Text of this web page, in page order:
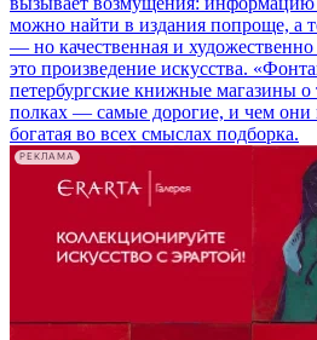
можно найти в издания попроще, а
— но качественная и
это произведение искусства.
петербургские книжные магазины о
полках — самые дорогие, и чем они
богатая во всех смыслах подборка.
РЕКЛАМА